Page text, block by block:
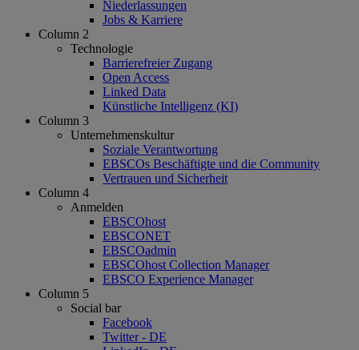
Niederlassungen
Jobs & Karriere
Column 2
Technologie
Barrierefreier Zugang
Open Access
Linked Data
Künstliche Intelligenz (KI)
Column 3
Unternehmenskultur
Soziale Verantwortung
EBSCOs Beschäftigte und die Community
Vertrauen und Sicherheit
Column 4
Anmelden
EBSCOhost
EBSCONET
EBSCOadmin
EBSCOhost Collection Manager
EBSCO Experience Manager
Column 5
Social bar
Facebook
Twitter - DE